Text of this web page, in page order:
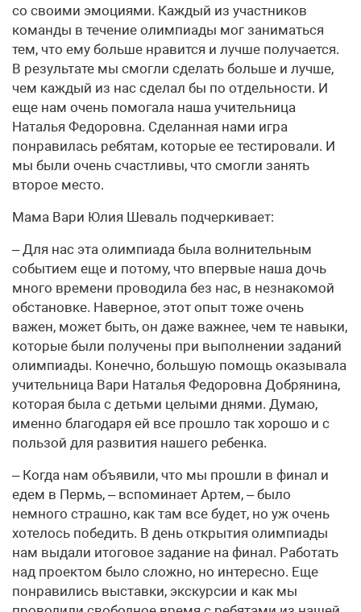
со своими эмоциями. Каждый из участников
команды в течение олимпиады мог заниматься
тем, что ему больше нравится и лучше получается.
В результате мы смогли сделать больше и лучше,
чем каждый из нас сделал бы по отдельности. И
еще нам очень помогала наша учительница
Наталья Федоровна. Сделанная нами игра
понравилась ребятам, которые ее тестировали. И
мы были очень счастливы, что смогли занять
второе место.
Мама Вари Юлия Шеваль подчеркивает:
– Для нас эта олимпиада была волнительным
событием еще и потому, что впервые наша дочь
много времени проводила без нас, в незнакомой
обстановке. Наверное, этот опыт тоже очень
важен, может быть, он даже важнее, чем те навыки,
которые были получены при выполнении заданий
олимпиады. Конечно, большую помощь оказывала
учительница Вари Наталья Федоровна Добрянина,
которая была с детьми целыми днями. Думаю,
именно благодаря ей все прошло так хорошо и с
пользой для развития нашего ребенка.
– Когда нам объявили, что мы прошли в финал и
едем в Пермь, – вспоминает Артем, – было
немного страшно, как там все будет, но уж очень
хотелось победить. В день открытия олимпиады
нам выдали итоговое задание на финал. Работать
над проектом было сложно, но интересно. Еще
понравились выставки, экскурсии и как мы